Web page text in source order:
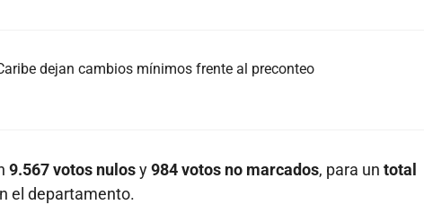
dejan cambios mínimos frente al preconteo
9.567 votos nulosy984 votos no marcados, para un total
el departamento.